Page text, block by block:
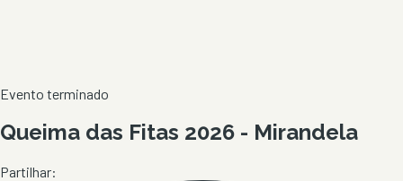
Evento terminado
Queima das Fitas 2026 - Mirandela
Partilhar: